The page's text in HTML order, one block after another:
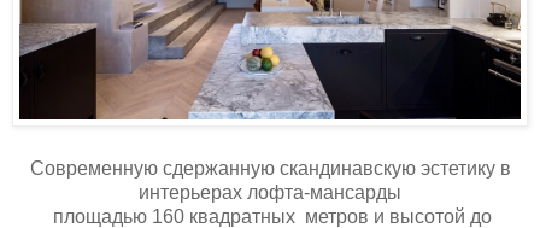
Современную сдержанную скандинавскую эстетику в
интерьерах лофта-мансарды
площадью 160 квадратных метров и высотой до